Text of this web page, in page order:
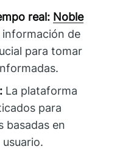
real: Noble
de
para tomar
La plataforma
para
basadas en